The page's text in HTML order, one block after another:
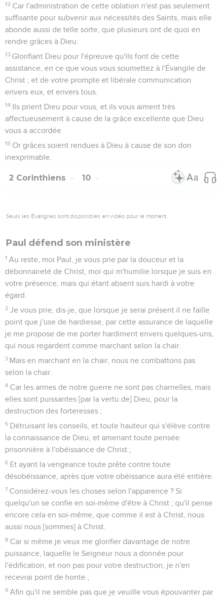
12 Car l'administration de cette oblation n'est pas seulement
suffisante pour subvenir aux nécessités des Saints, mais elle
abonde aussi de telle sorte, que plusieurs ont de quoi en
rendre grâces à Dieu.
13 Glorifiant Dieu pour l'épreuve qu'ils font de cette
assistance, en ce que vous vous soumettez à l'Évangile de
Christ ; et de votre prompte et libérale communication
envers eux, et envers tous.
14 Ils prient Dieu pour vous, et ils vous aiment très
affectueusement à cause de la grâce excellente que Dieu
vous a accordée.
15 Or grâces soient rendues à Dieu à cause de son don
inexprimable.
2 Corinthiens 10
Seuls les Évangiles sont disponibles en vidéo pour le moment.
Paul défend son ministère
1 Au reste, moi Paul, je vous prie par la douceur et la
débonnaireté de Christ, moi qui m'humilie lorsque je suis en
votre présence, mais qui étant absent suis hardi à votre
égard.
2 Je vous prie, dis-je, que lorsque je serai présent il ne faille
point que j'use de hardiesse, par cette assurance de laquelle
je me propose de me porter hardiment envers quelques-uns,
qui nous regardent comme marchant selon la chair.
3 Mais en marchant en la chair, nous ne combattons pas
selon la chair.
4 Car les armes de notre guerre ne sont pas charnelles, mais
elles sont puissantes [par la vertu de] Dieu, pour la
destruction des forteresses ;
5 Détruisant les conseils, et toute hauteur qui s'élève contre
la connaissance de Dieu, et amenant toute pensée
prisonnière à l'obéissance de Christ ;
6 Et ayant la vengeance toute prête contre toute
désobéissance, après que votre obéissance aura été entière.
7 Considérez-vous les choses selon l'apparence ? Si
quelqu'un se confie en soi-même d'être à Christ ; qu'il pense
encore cela en soi-même, que comme il est à Christ, nous
aussi nous [sommes] à Christ.
8 Car si même je veux me glorifier davantage de notre
puissance, laquelle le Seigneur nous a donnée pour
l'édification, et non pas pour votre destruction, je n'en
recevrai point de honte ;
9 Afin qu'il ne semble pas que je veuille vous épouvanter par